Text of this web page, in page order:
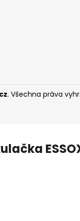
. Všechna práva